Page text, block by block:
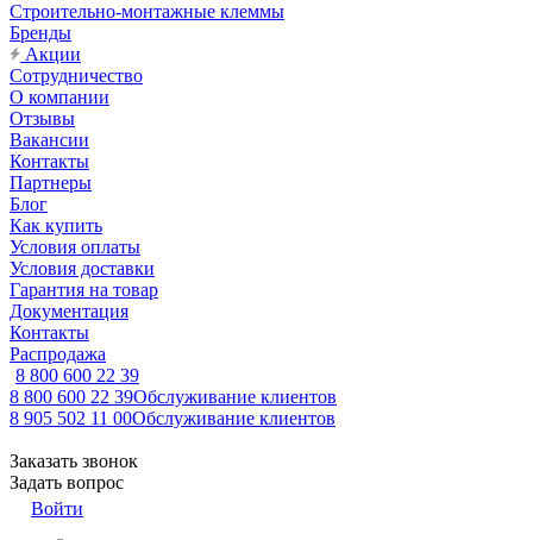
Строительно-монтажные клеммы
Бренды
Акции
Сотрудничество
О компании
Отзывы
Вакансии
Контакты
Партнеры
Блог
Как купить
Условия оплаты
Условия доставки
Гарантия на товар
Документация
Контакты
Распродажа
8 800 600 22 39
8 800 600 22 39Обслуживание клиентов
8 905 502 11 00Обслуживание клиентов
Заказать звонок
Задать вопрос
Войти